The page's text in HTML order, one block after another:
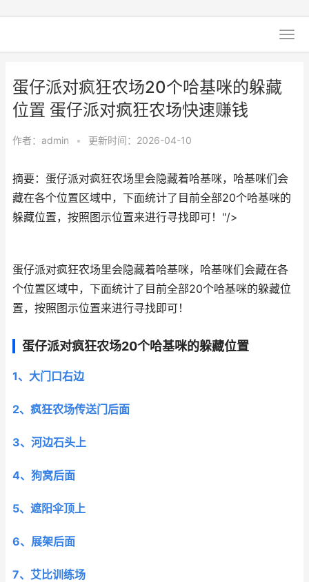
蛋仔派对疯狂农场20个哈基咪的躲藏
位置 蛋仔派对疯狂农场快速赚钱
作者： admin • 更新时间：2026-04-10
摘要：蛋仔派对疯狂农场里会隐藏着哈基咪，哈基咪们会
藏在各个位置区域中，下面统计了目前全部20个哈基咪的
躲藏位置，按照图示位置来进行寻找即可！"/>
蛋仔派对疯狂农场里会隐藏着哈基咪，哈基咪们会藏在各
个位置区域中，下面统计了目前全部20个哈基咪的躲藏位
置，按照图示位置来进行寻找即可！
蛋仔派对疯狂农场20个哈基咪的躲藏位置
1、大门口右边
2、疯狂农场传送门后面
3、河边石头上
4、狗窝后面
5、遮阳伞顶上
6、展架后面
7、艾比训练场